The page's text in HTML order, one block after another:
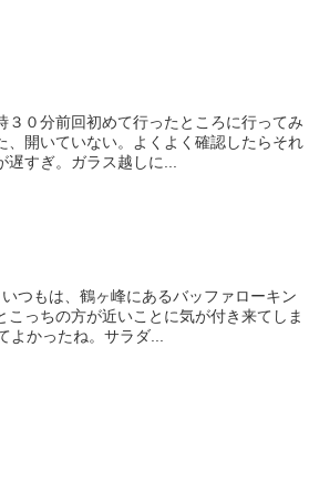
０分前回初めて行ったところに行ってみ
開いていない。よくよく確認したらそれ
すぎ。ガラス越しに...
つもは、鶴ヶ峰にあるバッファローキン
っちの方が近いことに気が付き来てしま
かったね。サラダ...